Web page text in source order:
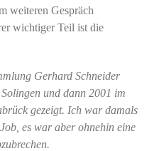
weiteren Gespräch
wichtiger Teil ist die
Gerhard Schneider
und dann 2001 im
gezeigt. Ich war damals
es war aber ohnehin eine